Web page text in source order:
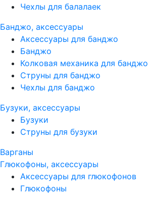
Чехлы для балалаек
Банджо, аксессуары
Аксессуары для банджо
Банджо
Колковая механика для банджо
Струны для банджо
Чехлы для банджо
Бузуки, аксессуары
Бузуки
Струны для бузуки
Варганы
Глюкофоны, аксессуары
Аксессуары для глюкофонов
Глюкофоны